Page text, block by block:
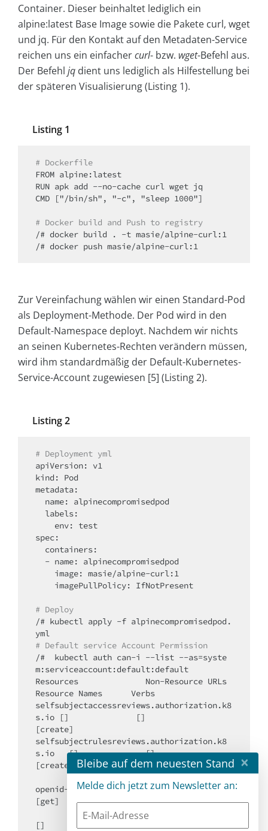
Container. Dieser beinhaltet lediglich ein
alpine:latest Base Image sowie die Pakete curl, wget
und jq. Für den Kontakt auf den Metadaten-Service
reichen uns ein einfachercurl- bzw. wget-Befehl aus.
Der Befehl jq dient uns lediglich als Hilfestellung bei
der späteren Visualisierung (Listing 1).
Listing 1
# Dockerfile
FROM alpine:latest
RUN apk add --no-cache curl wget jq
CMD ["/bin/sh", "-c", "sleep 1000"]
# Docker build and Push to registry
/# docker build . -t masie/alpine-curl:1
/# docker push masie/alpine-curl:1
Zur Vereinfachung wählen wir einen Standard-Pod
als Deployment-Methode. Der Pod wird in den
Default-Namespace deployt. Nachdem wir nichts
an seinen Kubernetes-Rechten verändern müssen,
wird ihm standardmäßig der Default-Kubernetes-
Service-Account zugewiesen [5] (Listing 2).
Listing 2
# Deployment yml
apiVersion: v1
kind: Pod
metadata:
spec:
# Deploy
/# kubectl apply -f alpinecompromisedpod.
# Default service Account Permission
/#  kubectl auth can-i --list --as=syste
m:serviceaccount:default:default
Resources              Non-Resource URLs
Resource Names      Verbs
selfsubjectaccessreviews.authorization.k8
s.io []              []
[create]
selfsubjectrulesreviews.authorization.k8
s.io   []              []
[create]
                           [/.well-known/
openid-configuration] []
[get]
                           [/api/*]
[]                         [get]
Bleibe auf dem neuesten Stand ×
Melde dich jetzt zum Newsletter an: